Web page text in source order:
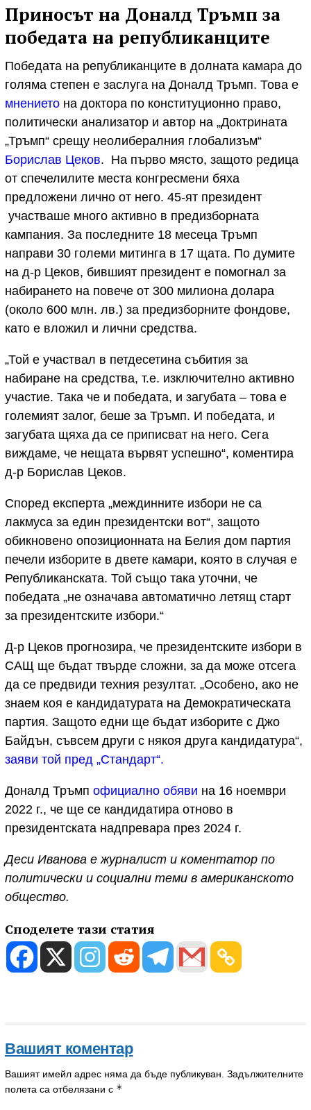
Приносът на Доналд Тръмп за
победата на републиканците
Победата на републиканците в долната камара до
голяма степен е заслуга на Доналд Тръмп. Това е
мнението на доктора по конституционно право,
политически анализатор и автор на „Доктрината
„Тръмп“ срещу неолибералния глобализъм“
Борислав Цеков. На първо място, защото редица
от спечелилите места конгресмени бяха
предложени лично от него. 45-ят президент
участваше много активно в предизборната
кампания. За последните 18 месеца Тръмп
направи 30 големи митинга в 17 щата. По думите
на д-р Цеков, бившият президент е помогнал за
набирането на повече от 300 милиона долара
(около 600 млн. лв.) за предизборните фондове,
като е вложил и лични средства.
„Той е участвал в петдесетина събития за
набиране на средства, т.е. изключително активно
участие. Така че и победата, и загубата – това е
големият залог, беше за Тръмп. И победата, и
загубата щяха да се приписват на него. Сега
виждаме, че нещата вървят успешно“, коментира
д-р Борислав Цеков.
Според експерта „междинните избори не са
лакмуса за един президентски вот“, защото
обикновено опозиционната на Белия дом партия
печели изборите в двете камари, която в случая е
Републиканската. Той също така уточни, че
победата „не означава автоматично летящ старт
за президентските избори.“
Д-р Цеков прогнозира, че президентските избори в
САЩ ще бъдат твърде сложни, за да може отсега
да се предвиди техния резултат. „Особено, ако не
знаем коя е кандидатурата на Демократическата
партия. Защото едни ще бъдат изборите с Джо
Байдън, съвсем други с някоя друга кандидатура“,
заяви той пред „Стандарт“.
Доналд Тръмп официално обяви на 16 ноември
2022 г., че ще се кандидатира отново в
президентската надпревара през 2024 г.
Деси Иванова е журналист и коментатор по
политически и социални теми в американското
общество.
Споделете тази статия
Вашият коментар
Вашият имейл адрес няма да бъде публикуван. Задължителните
полета са отбелязани с *